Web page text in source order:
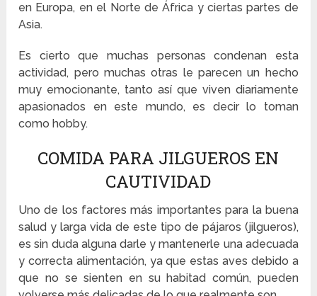
en Europa, en el Norte de África y ciertas partes de
Asia.
Es cierto que muchas personas condenan esta
actividad, pero muchas otras le parecen un hecho
muy emocionante, tanto así que viven diariamente
apasionados en este mundo, es decir lo toman
como hobby.
COMIDA PARA JILGUEROS EN
CAUTIVIDAD
Uno de los factores más importantes para la buena
salud y larga vida de este tipo de pájaros (jilgueros),
es sin duda alguna darle y mantenerle una adecuada
y correcta alimentación, ya que estas aves debido a
que no se sienten en su habitad común, pueden